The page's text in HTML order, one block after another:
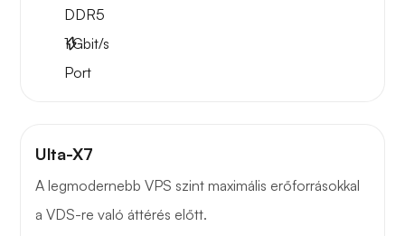
DDR5
1Gbit/s
Port
Ulta-X7
A legmodernebb VPS szint maximális erőforrásokkal
a VDS-re való áttérés előtt.